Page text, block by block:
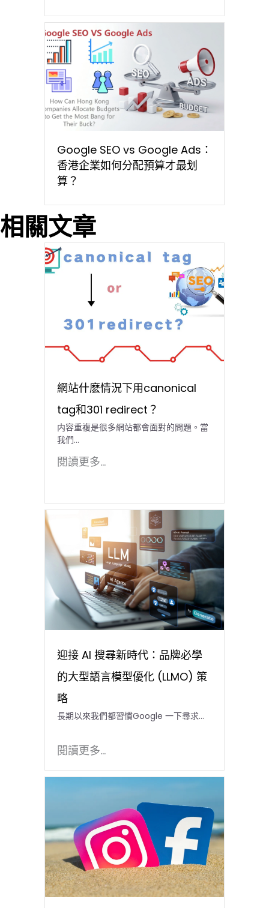
Google SEO vs Google Ads：
香港企業如何分配預算才最划
算？
相關文章
網站什麽情況下用canonical
tag和301 redirect？
内容重複是很多網站都會面對的問題。當
我們...
閱讀更多...
迎接 AI 搜尋新時代：品牌必學
的大型語言模型優化 (LLMO) 策
略
長期以來我們都習慣Google 一下尋求…
閱讀更多...